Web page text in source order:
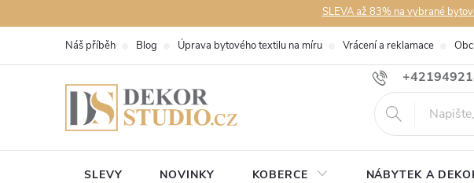
na
SLEVA až 83% na vybrané
Náš příběh Blog Úprava bytového textilu na míru Vrácení a reklamace
SLEVY NOVINKY KOBERCE NÁBYTEK A